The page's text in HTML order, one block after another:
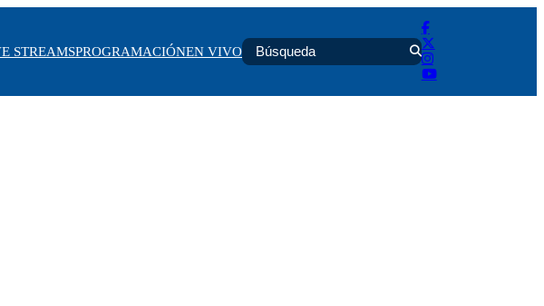
STREAMSPROGRAMACIÓNEN VIVO